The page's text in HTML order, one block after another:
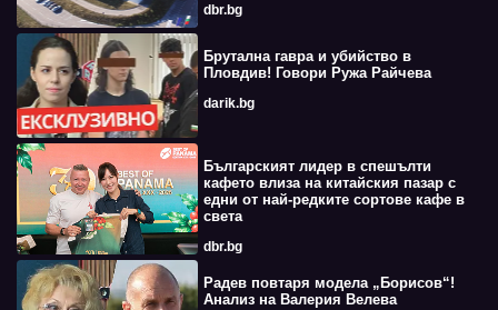
dbr.bg
Брутална гавра и убийство в
Пловдив! Говори Ружа Райчева
darik.bg
Българският лидер в спешълти
кафето влиза на китайския пазар с
едни от най-редките сортове кафе в
света
dbr.bg
Радев повтаря модела „Борисов“!
Анализ на Валерия Велева